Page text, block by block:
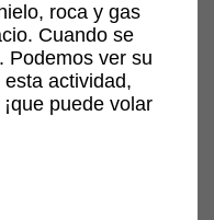
roca y gas
Cuando se
Podemos ver su
actividad,
puede volar